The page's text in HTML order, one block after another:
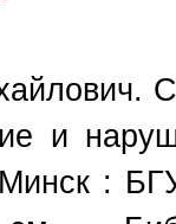
и
: